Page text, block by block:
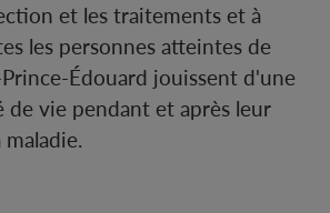
et les traitements et à
les personnes atteintes de
Édouard jouissent d'une
de vie pendant et après leur